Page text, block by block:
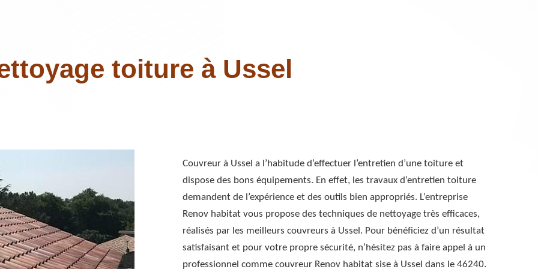
toiture à Ussel
Couvreur à Ussel a l’habitude d’effectuer l’entretien d’une toiture et
dispose des bons équipements. En effet, les travaux d’entretien toiture
demandent de l’expérience et des outils bien appropriés. L’entreprise
Renov habitat vous propose des techniques de nettoyage très efficaces,
réalisés par les meilleurs couvreurs à Ussel. Pour bénéficiez d’un résultat
satisfaisant et pour votre propre sécurité, n’hésitez pas à faire appel à un
professionnel comme couvreur Renov habitat sise à Ussel dans le 46240.